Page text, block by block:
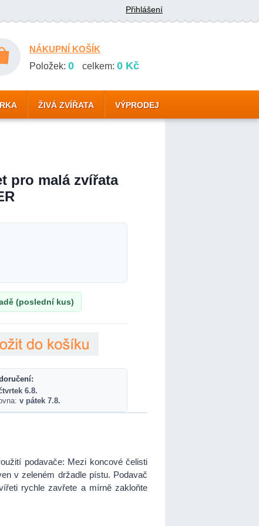
Přihlášení
NÁKUPNÍ KOŠÍK
Položek: 0 celkem: 0 Kč
ŽIVÁ ZVÍŘATA VÝPRODEJ
pro malá zvířata
(poslední kus)
6.8.
v pátek 7.8.
podavače: Mezi koncové čelisti
v zeleném držadle pístu. Podavač
rychle zavřete a mírně zakloňte